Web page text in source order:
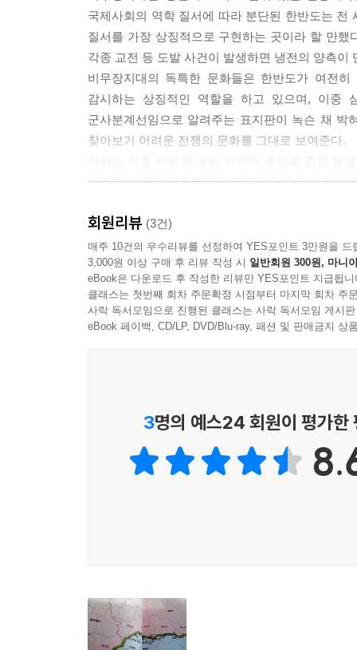
국제사회의 역학 질서에 따라 분단된 한반도는
질서를 가장 상징적으로 구현하는 곳이라 할 만
각종 교전 등 도발 사건이 발생하면 냉전의 양측이
비무장지대의 독특한 문화들은 한반도가 여전
감시하는 상징적인 역할을 하고 있으며, 이중
군사분계선임으로 알려주는 표지판이 녹슨 채
찾아보기 어려운 전쟁의 문화를 그대로 보여준다.
사건이나, 민간인으로 남북을 오갔던 임수경 씨
관계여야 하는지 상징적으로 보여주고 있어 뭉클
아울러 비무장지대 인근 유일한 민간인 거주 지
전쟁이 남긴 상흔이 여전한 한반도의 현실을 생생
2. 전 세계가 주목하는 멸종 생태계의 보고를 들여
- 한반도 생태계의 횡축, 멸종 위기 동식물의 마지
모여든다. 철새들은 임진강을 비롯해 철원평
일대에는 일급수가 아니면 살지 못하는 어름치
또한 남대천 일대의 비무장지대는 곤충부터 어
아울러 비무장지대 이북의 북한 지역 산림의 황
북한 지역을 복원해야 한다는 숙제를 던져준다.
회원리뷰 (3건)
매주 10건의 우수리뷰를 선정하여 YES포인트 3만원을 드
3,000원 이상 구매 후 리뷰 작성 시 일반회원 300원, 마니
eBook은 다운로드 후 작성한 리뷰만 YES포인트 지급됩니
클래스는 첫번째 회차 주문확정 시점부터 마지막 회차 주
사락 독서모임으로 진행된 클래스는 사락 독서모임 게시
eBook 페이백, CD/LP, DVD/Blu-ray, 패션 및 판매금지 상
3명의 예스24 회원이 평가한